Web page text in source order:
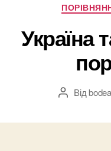
Україна
Автор
Від